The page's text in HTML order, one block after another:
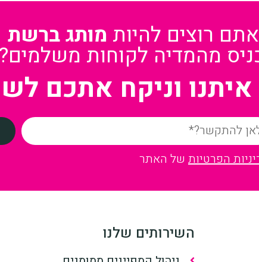
רוצים להיות מותג ברשת
מהמדיה לקוחות
איתנו וניקח אתכם
הפרטיות של האתר
השירותים שלנו